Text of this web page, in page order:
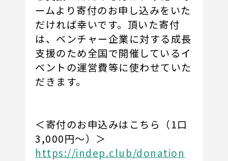
ームより寄付のお申し込みをいた
だければ幸いです。頂いた寄付
は、ベンチャー企業に対する成長
支援のため全国で開催しているイ
ベントの運営費等に使わせていた
だきます。
＜寄付のお申込みはこちら（1口
3,000円～）＞
https://indep.club/donation